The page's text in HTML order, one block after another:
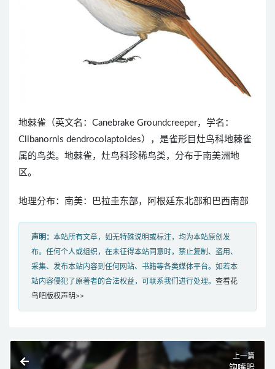
地棘雀（英文名：Canebrake Groundcreeper，学名：
Clibanornis dendrocolaptoides），是雀形目灶鸟科地棘雀
属的鸟类。地棘雀，灶鸟科珍稀鸟类，分布于南美洲地
区。
地理分布：南美：巴拉圭东部，阿根廷东北部和巴西南部
声明： 本站所有文章，如无特殊说明或标注，均为本站原创发
布。任何个人或组织，在未征得本站同意时，禁止复制、盗用、
采集、发布本站内容到任何网站、书籍等各类媒体平台。如若本
站内容侵犯了原著者的合法权益，可联系我们进行处理。 查看花
鸟吧版权声明>>
上一篇